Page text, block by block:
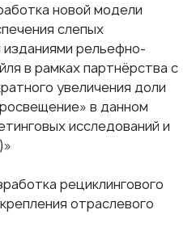
новой модели
слепых
рельефно-
в рамках партнёрства с
увеличения доли
в данном
исследований и
рециклингового
отраслевого